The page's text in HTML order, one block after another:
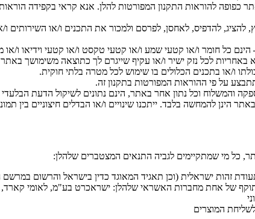
כפופה להוראות התקנון המפורטות להלן. אנא קראי בקפידה
להציג, להדפיס, לאחסן, לפרסם ולמכור את התכנים ו/או
הינם כל חומר ו/או קטעי שמע ו/או קטעי טקסט ו/או קטעי וידיאו ו/או
לכל נזק ישיר ו/או עקיף שייגרם לך כתוצאה משימושך
ו/או בתכנים הכלולים בו שימוש לכל מטרה בלתי חוקית.
על פי ההוראות המפורטות בתקנון זה.
והמשלוח וכל נתון אחר באתר, הינם נתונים לשיקול הדעת
הינן להמחשה בלבד. ייתכנו שינויים ו/או הבדלים חיצוניים בין
כל מי שמתקיימים לגביה התנאים המצטברים שלהלן:
של אחת מחברות האשראי שלהלן: ישראכרט בע"מ, לאומי
המוצרים